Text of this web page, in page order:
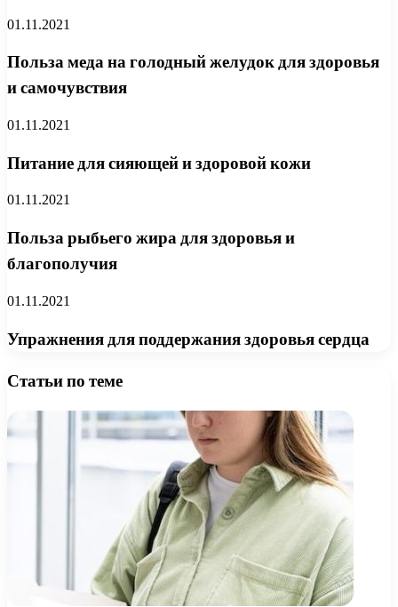
01.11.2021
Польза меда на голодный желудок для здоровья
и самочувствия
01.11.2021
Питание для сияющей и здоровой кожи
01.11.2021
Польза рыбьего жира для здоровья и
благополучия
01.11.2021
Упражнения для поддержания здоровья сердца
Статьи по теме